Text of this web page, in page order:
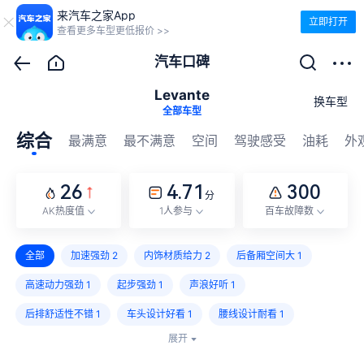
来汽车之家App
查看更多车型更低报价 >>
立即打开
汽车口碑
Levante
全部车型
换车型
综合 最满意 最不满意 空间 驾驶感受 油耗 外
26
AK热度值
4.71分
1人参与
300
百车故障数
全部 加速强劲 2 内饰材质给力 2 后备厢空间大 1
高速动力强劲 1 起步强劲 1 声浪好听 1
后排舒适性不错 1 车头设计好看 1 腰线设计耐看 1
操控不错
展开